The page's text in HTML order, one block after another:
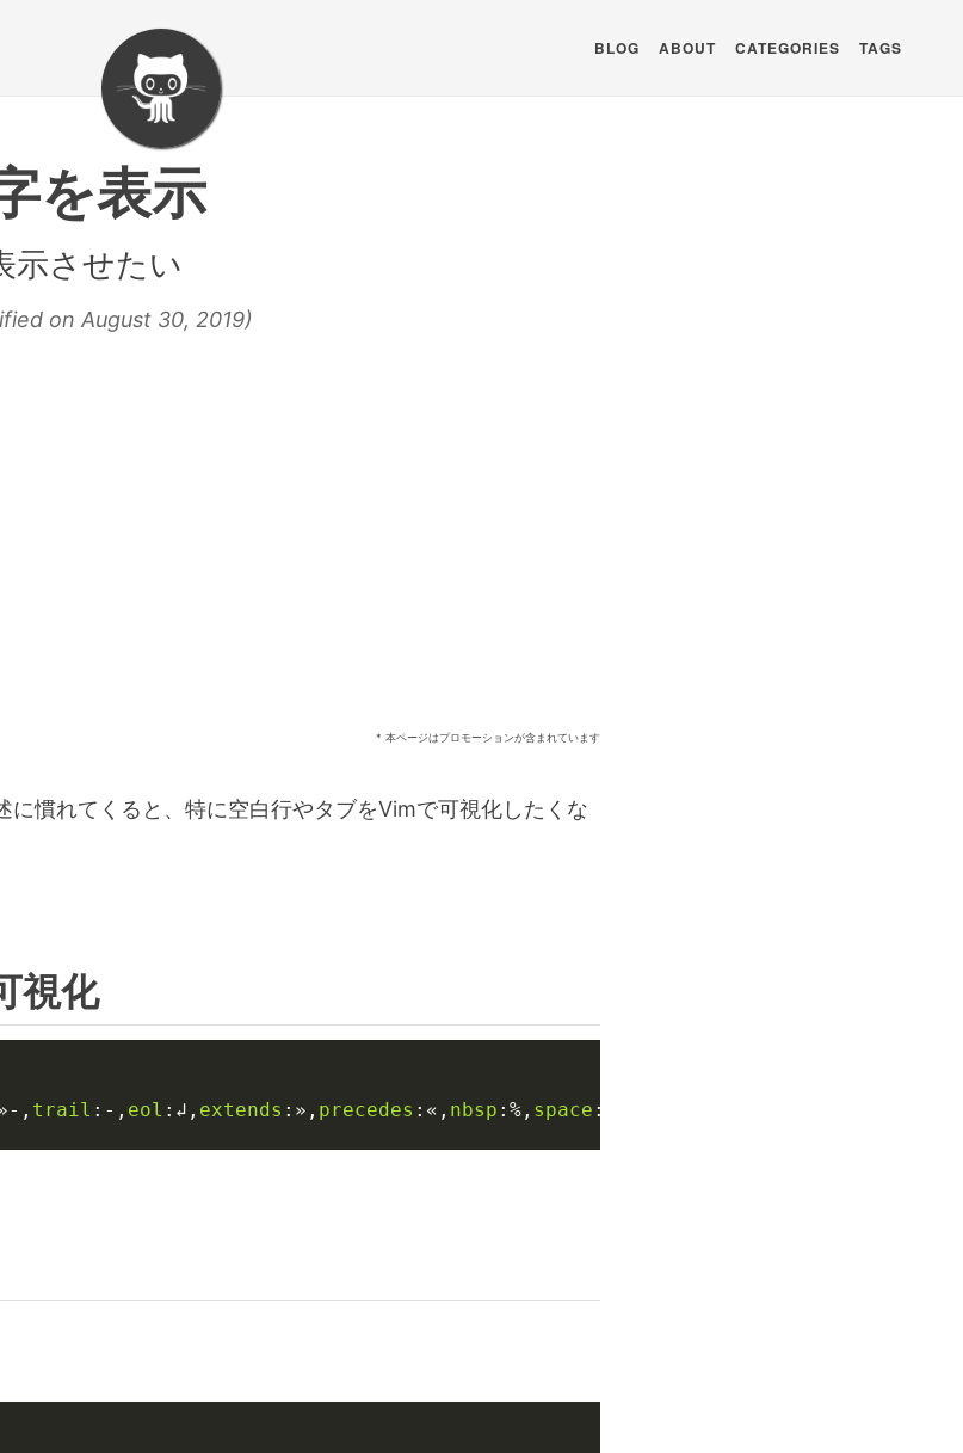
BLOG ABOUT CATEGORIES TAGS
を表示
示させたい
on August 30, 2019)
* 本ページはプロモーションが含まれています
慣れてくると、特に空白行やタブをVimで可視化したくな
視化
-, trail : -, eol :↲ , extends :» , precedes :« , nbsp :% , space :